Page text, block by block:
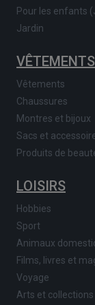
Pour les enfants
Jardin
Vêtements
Chaussures
Montres et bijoux
Sacs et
Produits de
LOISIRS
Hobbies
Sport
Animaux
Films, livres et
Voyage
Arts et collections